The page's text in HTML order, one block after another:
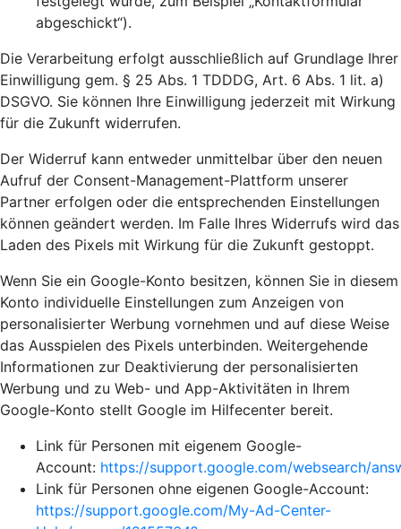
abgeschickt“).
Die Verarbeitung erfolgt ausschließlich auf Grundlage Ihrer
Einwilligung gem. § 25 Abs. 1 TDDDG, Art. 6 Abs. 1 lit. a)
DSGVO. Sie können Ihre Einwilligung jederzeit mit Wirkung
für die Zukunft widerrufen.
Der Widerruf kann entweder unmittelbar über den neuen
Aufruf der Consent-Management-Plattform unserer
Partner erfolgen oder die entsprechenden Einstellungen
können geändert werden. Im Falle Ihres Widerrufs wird das
Laden des Pixels mit Wirkung für die Zukunft gestoppt.
Wenn Sie ein Google-Konto besitzen, können Sie in diesem
Konto individuelle Einstellungen zum Anzeigen von
personalisierter Werbung vornehmen und auf diese Weise
das Ausspielen des Pixels unterbinden. Weitergehende
Informationen zur Deaktivierung der personalisierten
Werbung und zu Web- und App-Aktivitäten in Ihrem
Google-Konto stellt Google im Hilfecenter bereit.
Link für Personen mit eigenem Google-
Account: https://support.google.com/websearch/
Link für Personen ohne eigenen Google-Account:
https://support.google.com/My-Ad-Center-